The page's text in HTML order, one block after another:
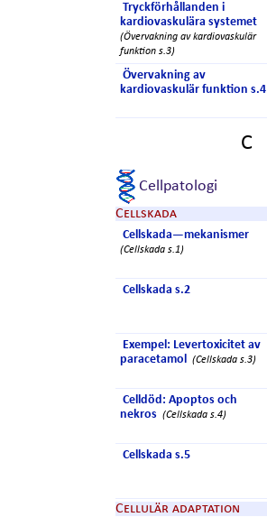
Tryckförhållanden i
kardiovaskulära systemet
(Övervakning av kardiovaskulär
funktion s.3)
Övervakning av
kardiovaskulär funktion s.4
C
Cellpatologi
Cellskada
Cellskada—mekanismer
(Cellskada s.1)
Cellskada s.2
Exempel: Levertoxicitet av
paracetamol (Cellskada s.3)
Celldöd: Apoptos och
nekros (Cellskada s.4)
Cellskada s.5
Cellulär adaptation